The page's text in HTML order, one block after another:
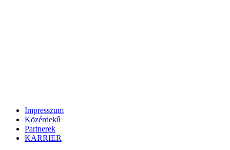
Impresszum
Közérdekű
Partnerek
KARRIER